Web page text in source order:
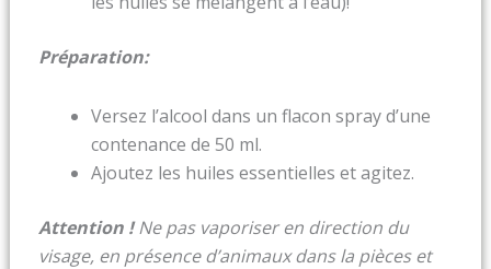
Préparation:
Versez l’alcool dans un flacon spray d’une
contenance de 50 ml.
Ajoutez les huiles essentielles et agitez.
Attention !Ne pas vaporiser en direction du
visage, en présence d’animaux dans la pièces et